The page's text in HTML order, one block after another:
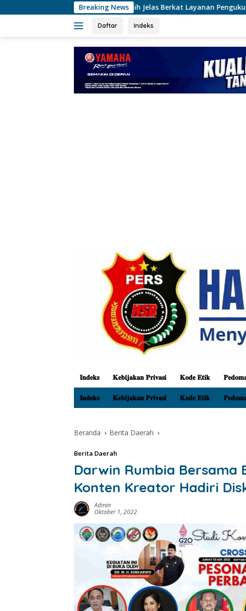
ke
Breaking News
Yang Lebih Jelas Berkat Layanan Pengukuran Terjadwal
Daftar Indeks
𝐈𝐧𝐝𝐞𝐤𝐬 𝐊𝐞𝐛𝐢𝐣𝐚𝐤𝐚𝐧 𝐏𝐫𝐢𝐯𝐚𝐬𝐢 𝐊𝐨𝐝𝐞 𝐄𝐭𝐢𝐤
𝐈𝐧𝐝𝐞𝐤𝐬 𝐊𝐞𝐛𝐢𝐣𝐚𝐤𝐚𝐧 𝐏𝐫𝐢𝐯𝐚𝐬𝐢 𝐊𝐨𝐝𝐞 𝐄𝐭𝐢𝐤
Beranda Berita Daerah
Berita Daerah
Darwin Rumbia Bersama
Konten Kreator Hadiri
Admin
Oktober 1, 2022